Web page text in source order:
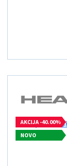
AKCIJA -40.00%
NOVO